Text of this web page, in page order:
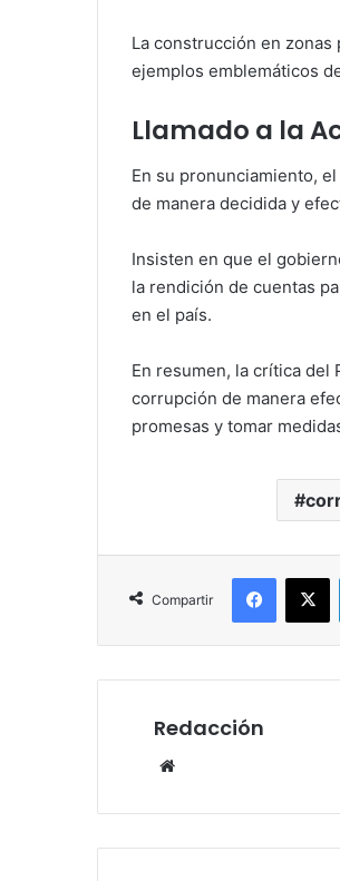
La construcción en
ejemplos emblemáticos
Llamado a la
En su pronunciamiento,
de manera decidida y
Insisten en que el
la rendición de cuentas
en el país.
En resumen, la crítica del
corrupción de manera
promesas y tomar
Compartir
X
Redacción